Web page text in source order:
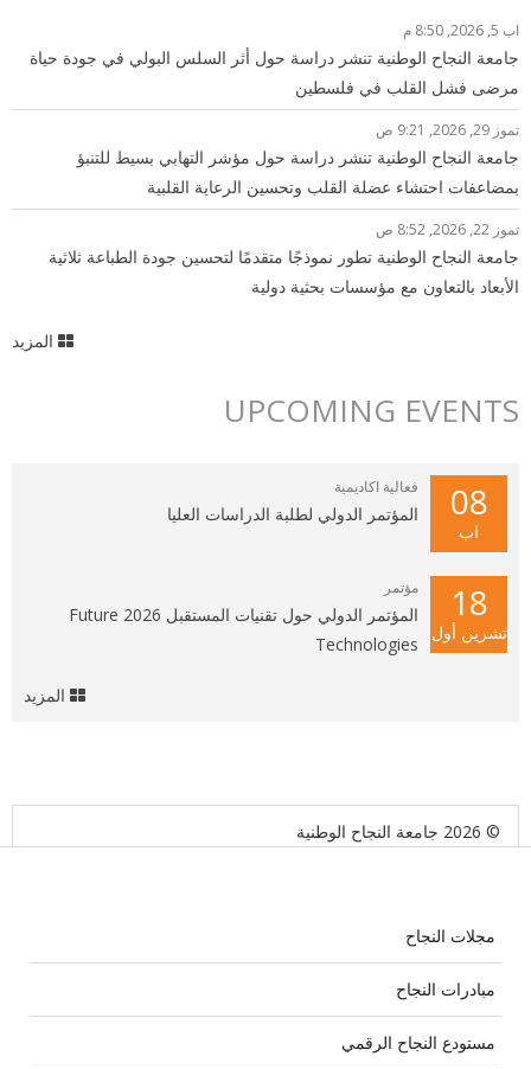
اب 5, 2026, 8:50 م
جامعة النجاح الوطنية تنشر دراسة حول أثر السلس البولي في جودة حياة
مرضى فشل القلب في فلسطين
تموز 29, 2026, 9:21 ص
جامعة النجاح الوطنية تنشر دراسة حول مؤشر التهابي بسيط للتنبؤ
بمضاعفات احتشاء عضلة القلب وتحسين الرعاية القلبية
تموز 22, 2026, 8:52 ص
جامعة النجاح الوطنية تطور نموذجًا متقدمًا لتحسين جودة الطباعة ثلاثية
الأبعاد بالتعاون مع مؤسسات بحثية دولية
المزيد
UPCOMING EVENTS
08
اب
فعالية اكاديمية
المؤتمر الدولي لطلبة الدراسات العليا
18
تشرين أول
مؤتمر
المؤتمر الدولي حول تقنيات المستقبل 2026 Future
Technologies
المزيد
© 2026 جامعة النجاح الوطنية
مجلات النجاح
مبادرات النجاح
مستودع النجاح الرقمي